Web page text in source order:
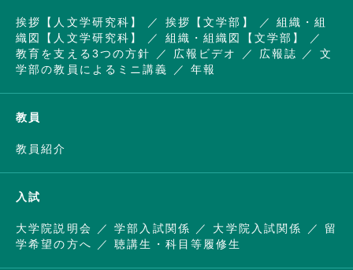
挨拶【人文学研究科】 挨拶【文学部】
組織・組
織図【人文学研究科】
組織・組織図【文学部】
教育を支える3つの方針
広報ビデオ 広報誌
文
学部の教員によるミニ講義
年報
教員
教員紹介
入試
大学院説明会 学部入試関係 大学院入試関係
留
学希望の方へ
聴講生・科目等履修生